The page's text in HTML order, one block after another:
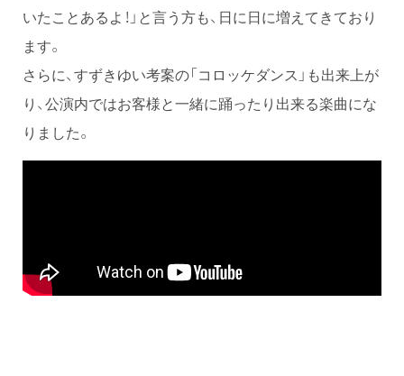
いたことあるよ！」と言う方も、日に日に増えてきており
ます。
さらに、すずきゆい考案の「コロッケダンス」も出来上が
り、公演内ではお客様と一緒に踊ったり出来る楽曲にな
りました。